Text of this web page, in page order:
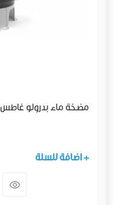
مضخة ماء بدرولو غاطس 1.5 حصان 2 انش سكب
+ اضافة للسلة